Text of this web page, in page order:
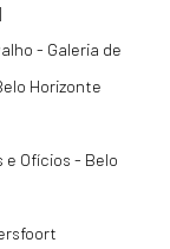
- Galeria de
Horizonte
e Ofícios - Belo